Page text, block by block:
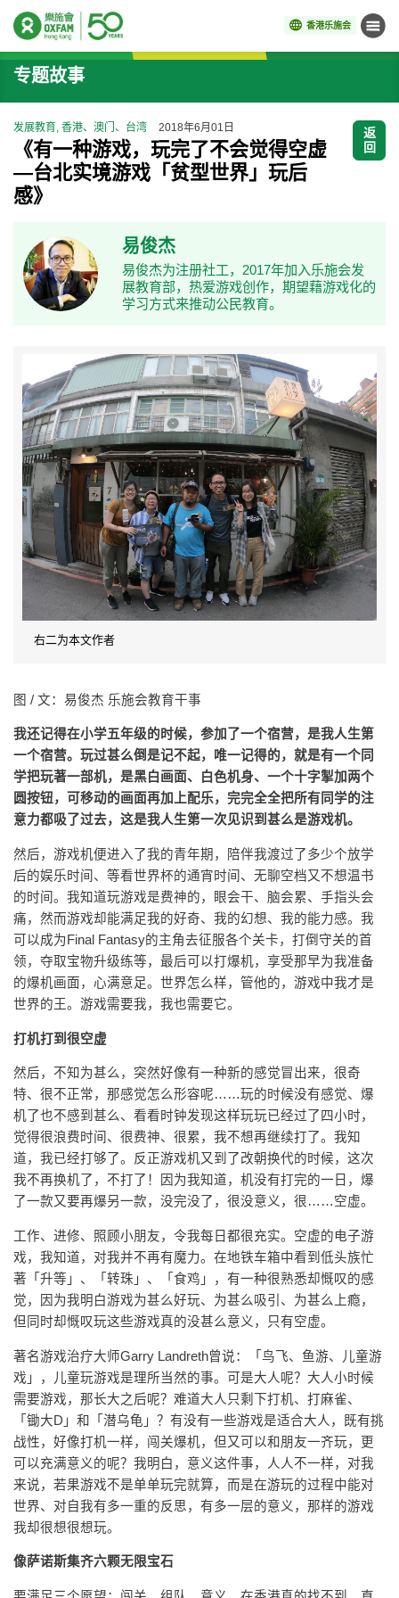
香港乐施会 菜单
开始主要内容
专题故事
发展教育, 香港、澳门、台湾 2018年6月01日
《有一种游戏，玩完了不会觉得空虚
—台北实境游戏「贫型世界」玩后
感》
返
回
易俊杰
易俊杰为注册社工，2017年加入乐施会发
展教育部，热爱游戏创作，期望藉游戏化的
学习方式来推动公民教育。
右二为本文作者
图 / 文：易俊杰 乐施会教育干事
我还记得在小学五年级的时候，参加了一个宿营，是我人生第
一个宿营。玩过甚么倒是记不起，唯一记得的，就是有一个同
学把玩著一部机，是黑白画面、白色机身、一个十字掣加两个
圆按钮，可移动的画面再加上配乐，完完全全把所有同学的注
意力都吸了过去，这是我人生第一次见识到甚么是游戏机。
然后，游戏机便进入了我的青年期，陪伴我渡过了多少个放学
后的娱乐时间、等看世界杯的通宵时间、无聊空档又不想温书
的时间。我知道玩游戏是费神的，眼会干、脑会累、手指头会
痛，然而游戏却能满足我的好奇、我的幻想、我的能力感。我
可以成为Final Fantasy的主角去征服各个关卡，打倒守关的首
领，夺取宝物升级练等，最后可以打爆机，享受那早为我准备
的爆机画面，心满意足。世界怎么样，管他的，游戏中我才是
世界的王。游戏需要我，我也需要它。
打机打到很空虚
然后，不知为甚么，突然好像有一种新的感觉冒出来，很奇
特、很不正常，那感觉怎么形容呢……玩的时候没有感觉、爆
机了也不感到甚么、看看时钟发现这样玩玩已经过了四小时，
觉得很浪费时间、很费神、很累，我不想再继续打了。我知
道，我已经打够了。反正游戏机又到了改朝换代的时候，这次
我不再换机了，不打了！因为我知道，机没有打完的一日，爆
了一款又要再爆另一款，没完没了，很没意义，很……空虚。
工作、进修、照顾小朋友，令我每日都很充实。空虚的电子游
戏，我知道，对我并不再有魔力。在地铁车箱中看到低头族忙
著「升等」、「转珠」、「食鸡」，有一种很熟悉却慨叹的感
觉，因为我明白游戏为甚么好玩、为甚么吸引、为甚么上瘾，
但同时却慨叹玩这些游戏真的没甚么意义，只有空虚。
著名游戏治疗大师Garry Landreth曾说：「鸟飞、鱼游、儿童游
戏」，儿童玩游戏是理所当然的事。可是大人呢？大人小时候
需要游戏，那长大之后呢？难道大人只剩下打机、打麻雀、
「锄大D」和「潜乌龟」？有没有一些游戏是适合大人，既有挑
战性，好像打机一样，闯关爆机，但又可以和朋友一齐玩，更
可以充满意义的呢？我明白，意义这件事，人人不一样，对我
来说，若果游戏不是单单玩完就算，而是在游玩的过程中能对
世界、对自我有多一重的反思，有多一层的意义，那样的游戏
我却很想很想玩。
像萨诺斯集齐六颗无限宝石